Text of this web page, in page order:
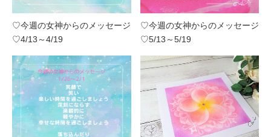
♡今週の女神からのメッセージ
♡4/13～4/19
♡今週の女神からのメッセージ
♡5/13～5/19